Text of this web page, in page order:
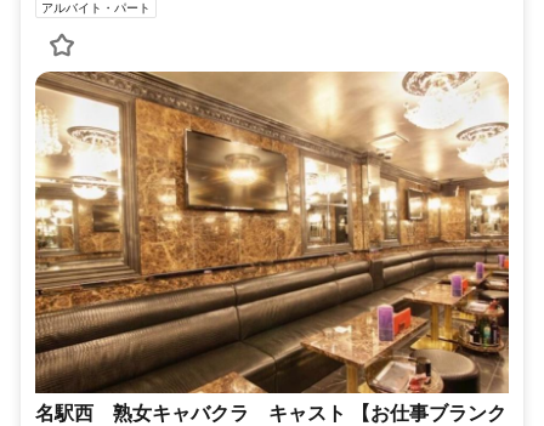
アルバイト・パート
名駅西 熟女キャバクラ キャスト 【お仕事ブランク